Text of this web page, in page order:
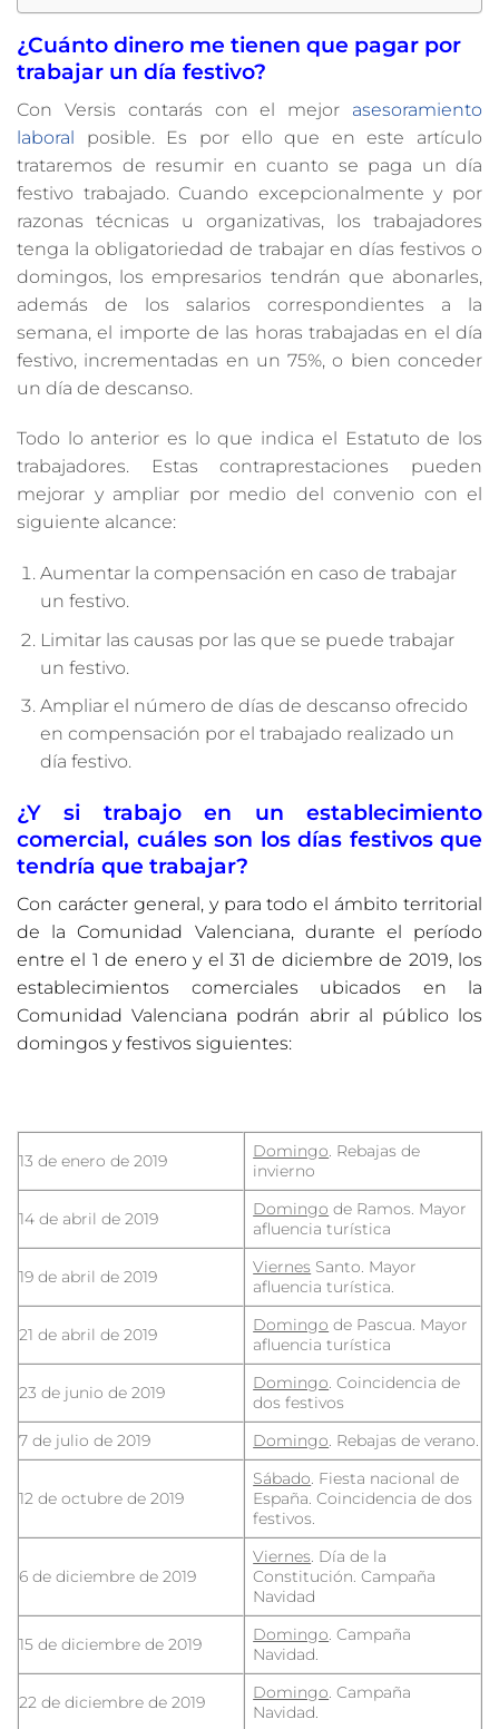
¿Cuánto dinero me tienen que pagar por
trabajar un día festivo?
Con Versis contarás con el mejor asesoramiento
laboral posible. Es por ello que en este artículo
trataremos de resumir en cuanto se paga un día
festivo trabajado. Cuando excepcionalmente y por
razonas técnicas u organizativas, los trabajadores
tenga la obligatoriedad de trabajar en días festivos o
domingos, los empresarios tendrán que abonarles,
además de los salarios correspondientes a la
semana, el importe de las horas trabajadas en el día
festivo, incrementadas en un 75%, o bien conceder
un día de descanso.
Todo lo anterior es lo que indica el Estatuto de los
trabajadores. Estas contraprestaciones pueden
mejorar y ampliar por medio del convenio con el
siguiente alcance:
Aumentar la compensación en caso de trabajar
un festivo.
Limitar las causas por las que se puede trabajar
un festivo.
Ampliar el número de días de descanso ofrecido
en compensación por el trabajado realizado un
día festivo.
¿Y si trabajo en un establecimiento
comercial, cuáles son los días festivos que
tendría que trabajar?
Con carácter general, y para todo el ámbito territorial
de la Comunidad Valenciana, durante el período
entre el 1 de enero y el 31 de diciembre de 2019, los
establecimientos comerciales ubicados en la
Comunidad Valenciana podrán abrir al público los
domingos y festivos siguientes:
13 de enero de 2019 Domingo. Rebajas de
invierno
14 de abril de 2019 Domingo de Ramos. Mayor
afluencia turística
19 de abril de 2019 Viernes Santo. Mayor
afluencia turística.
21 de abril de 2019 Domingo de Pascua. Mayor
afluencia turística
23 de junio de 2019 Domingo. Coincidencia de
dos festivos
7 de julio de 2019
Domingo. Rebajas de verano.
12 de octubre de 2019
Sábado. Fiesta nacional de
España. Coincidencia de dos
festivos.
6 de diciembre de 2019
Viernes. Día de la
Constitución. Campaña
Navidad
15 de diciembre de 2019 Domingo. Campaña
Navidad.
22 de diciembre de 2019 Domingo. Campaña
Navidad.